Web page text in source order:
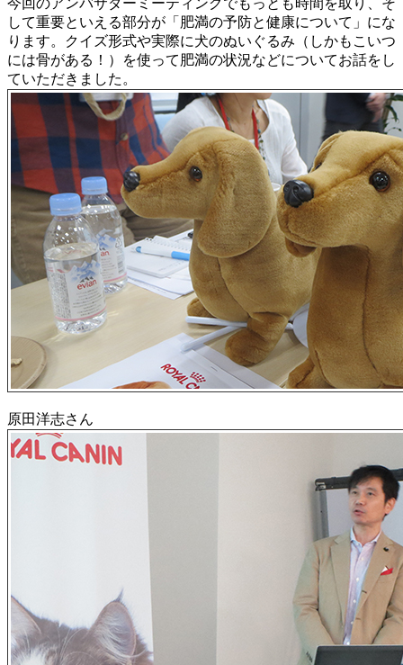
今回のアンバサダーミーティングでもっとも時間を取り、そ
して重要といえる部分が「肥満の予防と健康について」にな
ります。クイズ形式や実際に犬のぬいぐるみ（しかもこいつ
には骨がある！）を使って肥満の状況などについてお話をし
ていただきました。
原田洋志さん